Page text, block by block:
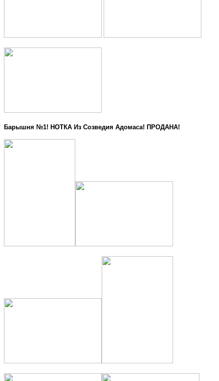
Барышня №1! НОТКА Из Созведия Адомаса! ПРОДАНА!